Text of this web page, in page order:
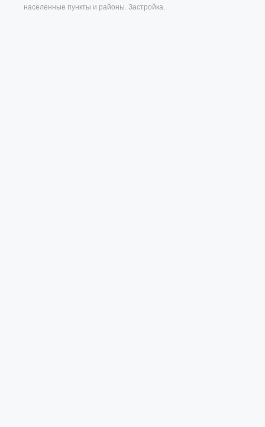
населенные пункты и районы. Застройка.